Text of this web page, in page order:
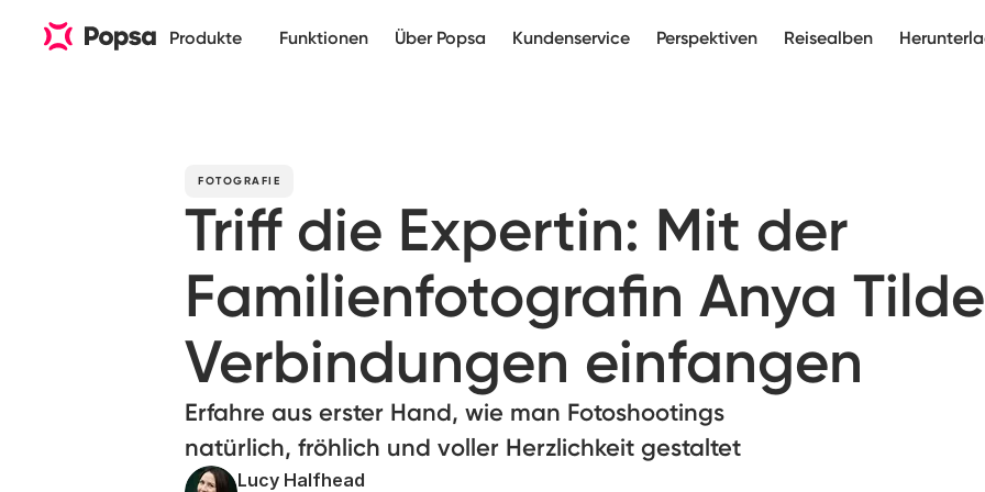
Produkte Funktionen Über Popsa Kundenservice Perspektiven Reisealben
FOTOGRAFIE
Triff die Expertin: Mit der
Familienfotografin Anya
Verbindungen einfangen
Erfahre aus erster Hand, wie man Fotoshootings
natürlich, fröhlich und voller Herzlichkeit gestaltet
Lucy Halfhead